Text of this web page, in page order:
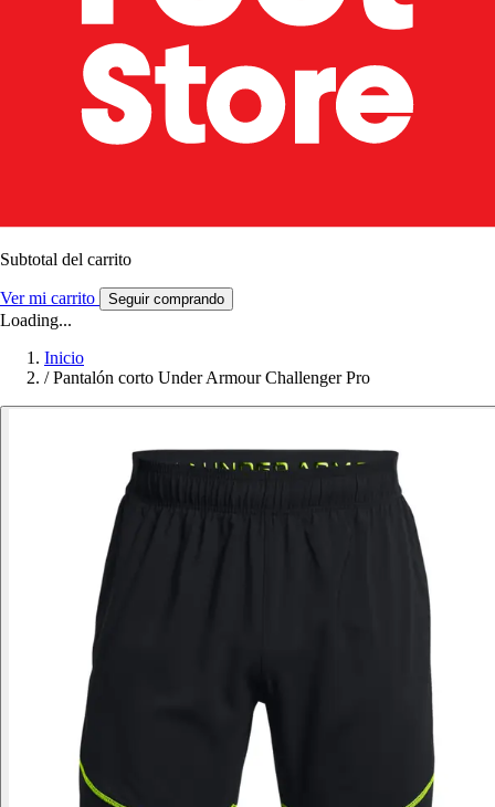
Subtotal del carrito
Ver mi carrito Seguir comprando
Loading...
Inicio
/ Pantalón corto Under Armour Challenger Pro